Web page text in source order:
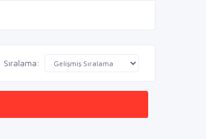
Sıralama: